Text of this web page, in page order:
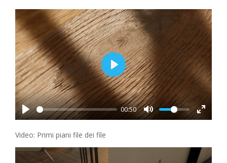
00:50
Play
Video: Primi piani file dei file